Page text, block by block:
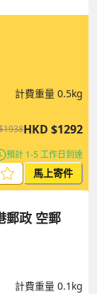
計費重量 0.5kg
1938HKD $1292
預計 1-5 工作日到達
馬上寄件
郵政 空郵
計費重量 0.1 kg